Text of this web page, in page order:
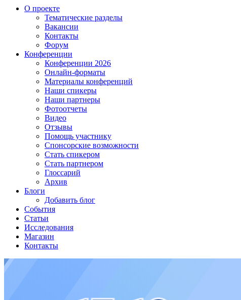
О проекте
Тематические разделы
Вакансии
Контакты
Форум
Конференции
Конференции 2026
Онлайн-форматы
Материалы конференций
Наши спикеры
Наши партнеры
Фотоотчеты
Видео
Отзывы
Помощь участнику
Спонсорские возможности
Стать спикером
Стать партнером
Глоссарий
Архив
Блоги
Добавить блог
События
Статьи
Исследования
Магазин
Контакты